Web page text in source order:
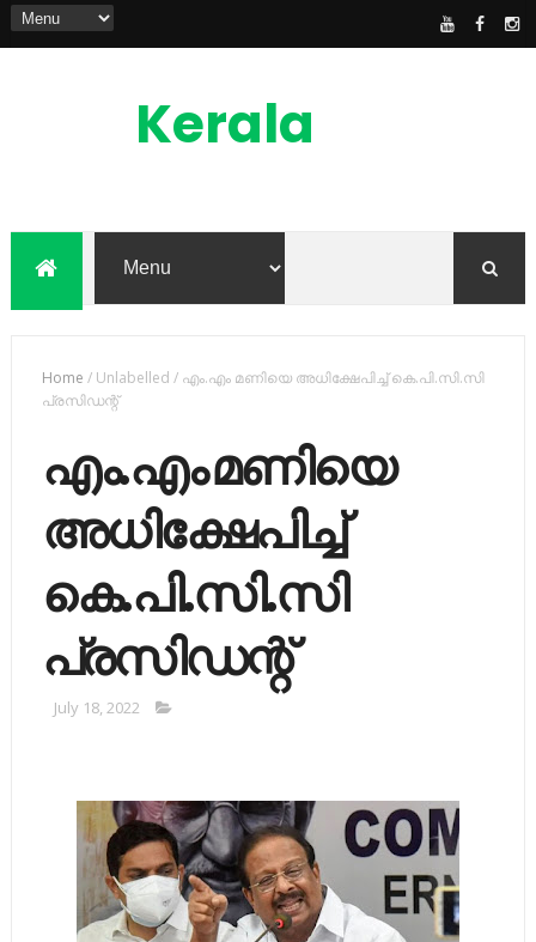
Kerala
Feed
Home /Unlabelled / എം.എം മണിയെ അധിക്ഷേപിച്ച്‌ കെ.പി.സി.സി
പ്രസിഡന്റ്
എം.എം മണിയെ
അധിക്ഷേപിച്ച്‌
കെ.പി.സി.സി
പ്രസിഡന്റ്
July 18, 2022